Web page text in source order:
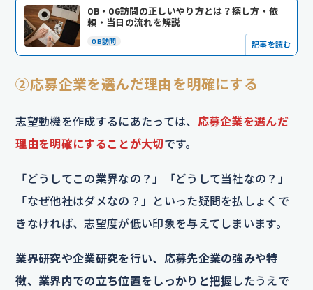
OB・OG訪問の正しいやり方とは？探し方・依
頼・当日の流れを解説
OB訪問 記事を読む
②応募企業を選んだ理由を明確にする
志望動機を作成するにあたっては、 応募企業を選んだ
理由を明確にすることが大切です。
「どうしてこの業界なの？」「どうして当社なの？」
「なぜ他社はダメなの？」といった疑問を払しょくで
きなければ、志望度が低い印象を与えてしまいます。
業界研究や企業研究を行い、応募先企業の強みや特
徴、業界内での立ち位置をしっかりと把握 したうえで